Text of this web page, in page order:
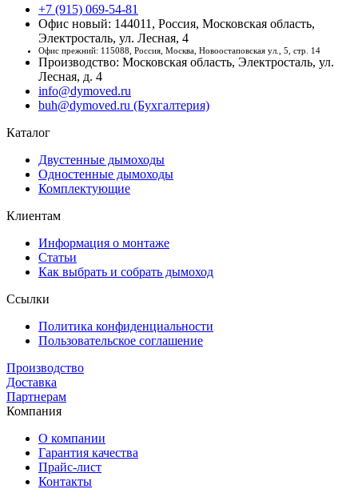
+7 (915) 069-54-81
Офис новый: 144011, Россия, Московская область,
Электросталь, ул. Лесная, 4
Офис прежний: 115088, Россия, Москва, Новоостаповская ул., 5, стр. 14
Производство: Московская область, Электросталь, ул.
Лесная, д. 4
info@dymoved.ru
buh@dymoved.ru (Бухгалтерия)
Каталог
Двустенные дымоходы
Одностенные дымоходы
Комплектующие
Клиентам
Информация о монтаже
Статьи
Как выбрать и собрать дымоход
Ссылки
Политика конфиденциальности
Пользовательское соглашение
Производство
Доставка
Партнерам
Компания
О компании
Гарантия качества
Прайс-лист
Контакты